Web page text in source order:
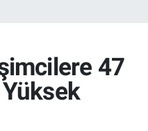
47
Yüksek